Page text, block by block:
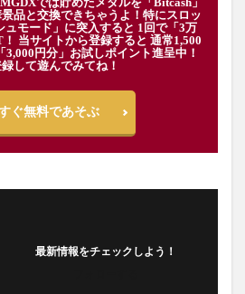
品と交換できちゃうよ！特にスロッ
ュモード」に突入すると 1回で「3万
当サイトから登録すると 通常1,500
3,000円分」お試しポイント進呈中！
して遊んでみてね！
ぐ無料であそぶ
最新情報をチェックしよう！